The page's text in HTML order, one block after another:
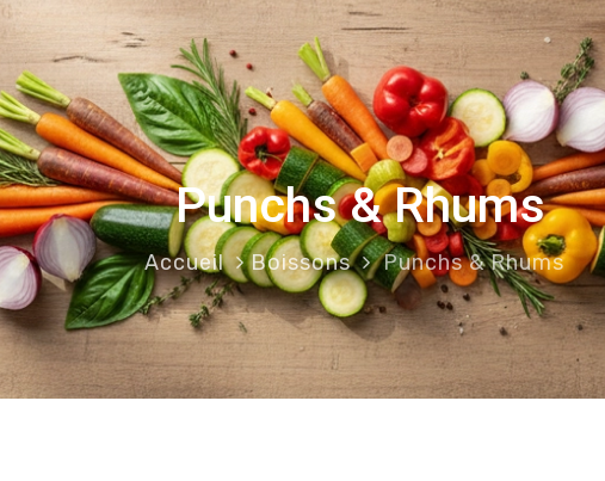
Punchs & Rhums
Accueil Boissons Punchs & Rhums